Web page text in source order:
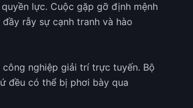
lực. Cuộc gặp gỡ định mệnh
rẫy sự cạnh tranh và hào
nghiệp giải trí trực tuyến. Bộ
đều có thể bị phơi bày qua